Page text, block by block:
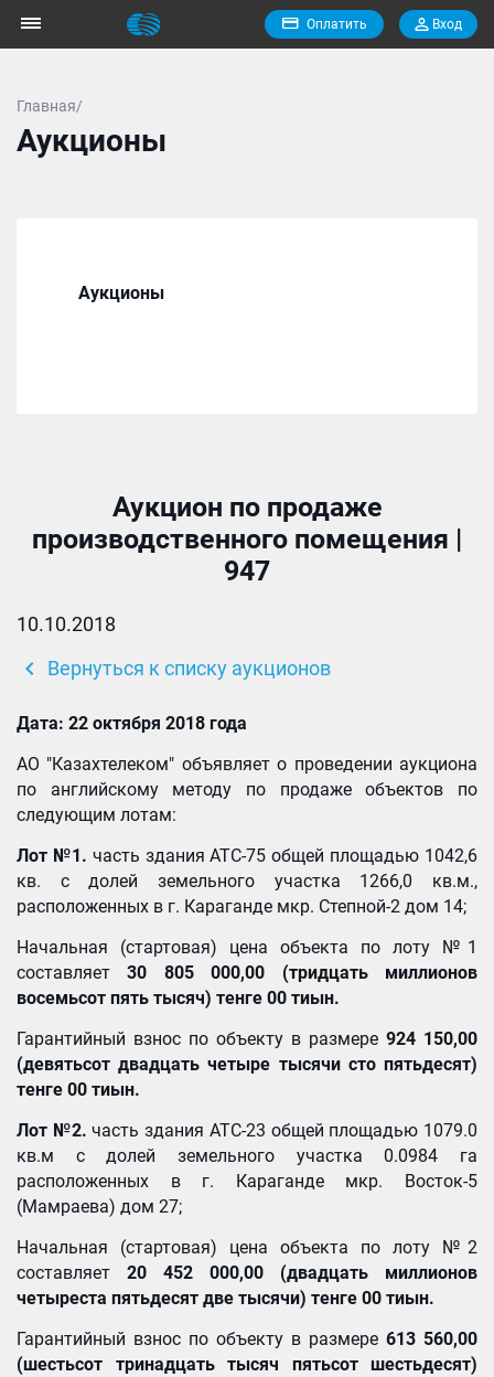
Оплатить Вход
Главная/
Аукционы
Аукционы
Аукцион по продаже
производственного помещения |
947
10.10.2018
chevron_left Вернуться к списку аукционов
Дата: 22 октября 2018 года
АО "Казахтелеком" объявляет о проведении аукциона
по английскому методу по продаже объектов по
следующим лотам:
Лот №1. часть здания АТС-75 общей площадью 1042,6
кв. с долей земельного участка 1266,0 кв.м.,
расположенных в г. Караганде мкр. Степной-2 дом 14;
Начальная (стартовая) цена объекта по лоту №1
составляет30 805 000,00 (тридцать миллионов
восемьсот пять тысяч) тенге 00 тиын.
Гарантийный взнос по объекту в размере 924 150,00
(девятьсот двадцать четыре тысячи сто пятьдесят)
тенге 00 тиын.
Лот №2. часть здания АТС-23 общей площадью 1079.0
кв.м с долей земельного участка 0.0984 га
расположенных в г. Караганде мкр. Восток-5
(Мамраева) дом 27;
Начальная (стартовая) цена объекта по лоту №2
составляет 20 452 000,00 (двадцать миллионов
четыреста пятьдесят две тысячи) тенге 00 тиын.
Гарантийный взнос по объекту в размере 613 560,00
(шестьсот тринадцать тысяч пятьсот шестьдесят)